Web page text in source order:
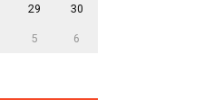
29 30
5 6